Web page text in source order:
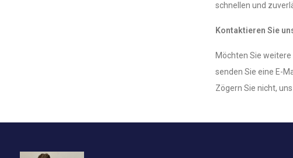
schnellen und
Kontaktieren Sie
Möchten Sie
senden Sie eine E-
Zögern Sie nicht,